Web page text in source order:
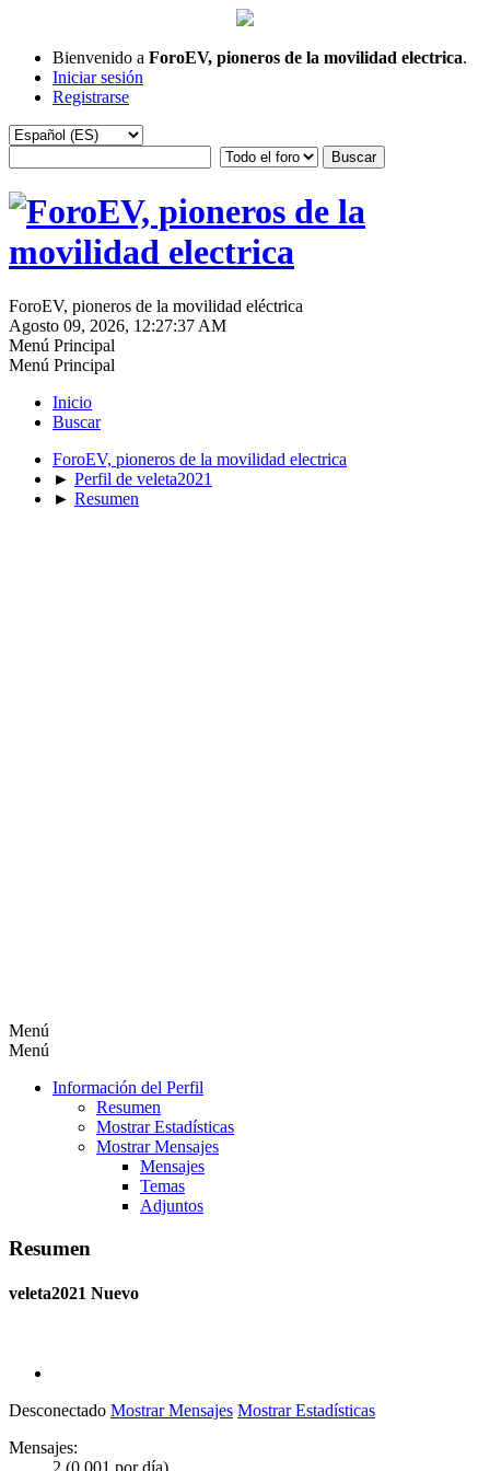
Bienvenido a ForoEV, pioneros de la movilidad electrica.
Iniciar sesión
Registrarse
ForoEV, pioneros de la movilidad eléctrica
Agosto 09, 2026, 12:27:37 AM
Menú Principal
Menú Principal
Inicio
Buscar
ForoEV, pioneros de la movilidad electrica
► Perfil de veleta2021
► Resumen
Menú
Menú
Información del Perfil
Resumen
Mostrar Estadísticas
Mostrar Mensajes
Mensajes
Temas
Adjuntos
Resumen
veleta2021 Nuevo
Desconectado Mostrar Mensajes Mostrar Estadísticas
Mensajes: